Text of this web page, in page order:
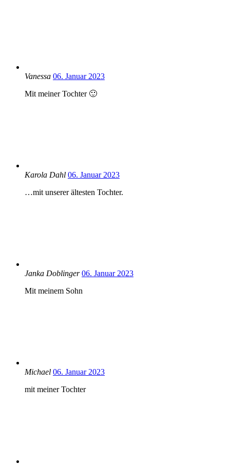
Vanessa 06. Januar 2023
Mit meiner Tochter 🙂
Karola Dahl 06. Januar 2023
…mit unserer ältesten Tochter.
Janka Doblinger 06. Januar 2023
Mit meinem Sohn
Michael 06. Januar 2023
mit meiner Tochter